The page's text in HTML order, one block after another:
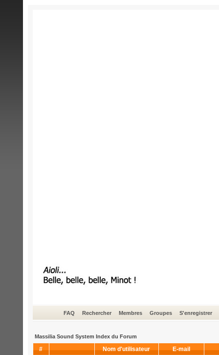
FAQ Rechercher Membres Groupes S'enregistrer
Massilia Sound System Index du Forum
# Nom d'utilisateur
E-mail